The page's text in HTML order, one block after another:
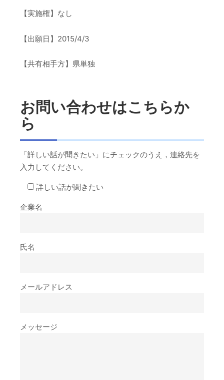
【実施権】なし
【出願日】2015/4/3
【共有相手方】県単独
お問い合わせはこちらか
ら
「詳しい話が聞きたい」にチェックのうえ，連絡先を
入力してください。
詳しい話が聞きたい
企業名
氏名
メールアドレス
メッセージ